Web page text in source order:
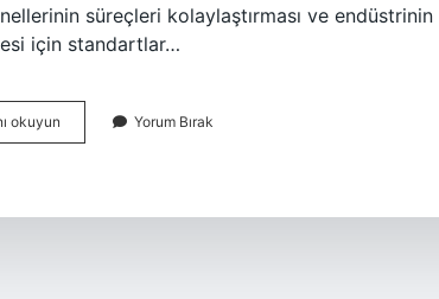
süreçleri kolaylaştırması ve endüstrinin
için standartlar…
okuyun
Ibranice
Yorum Bırak